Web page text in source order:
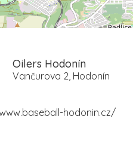
Oilers Hodonín
Vančurova 2, Hodonín
hodonin.cz/